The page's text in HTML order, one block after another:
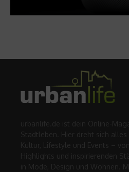
urbanlife.de ist dein Online-
Stadtleben. Hier dreht sich alles
Kultur, Lifestyle und Events –
Highlights und inspirierenden
in Mode, Design und Wohnen.